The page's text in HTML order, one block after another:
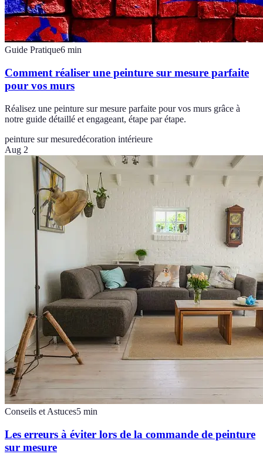
Guide Pratique6 min
Comment réaliser une peinture sur mesure parfaite
pour vos murs
Réalisez une peinture sur mesure parfaite pour vos murs grâce à
notre guide détaillé et engageant, étape par étape.
peinture sur mesuredécoration intérieure
Aug 2
Conseils et Astuces5 min
Les erreurs à éviter lors de la commande de peinture
sur mesure